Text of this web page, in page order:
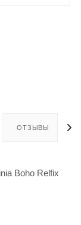
ОТЗЫВЫ
Boho Relfix